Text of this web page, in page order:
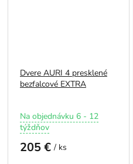
Dvere AURI 4 presklené
bezfalcové EXTRA
Priemerné
hodnotenie
Na objednávku 6 - 12
týždňov
205 € / ks